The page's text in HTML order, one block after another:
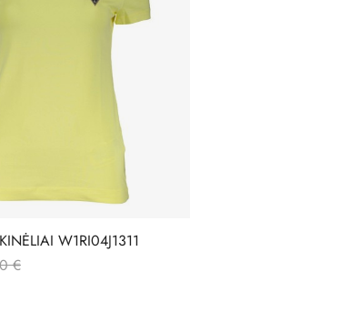
W1RI04J1311
€